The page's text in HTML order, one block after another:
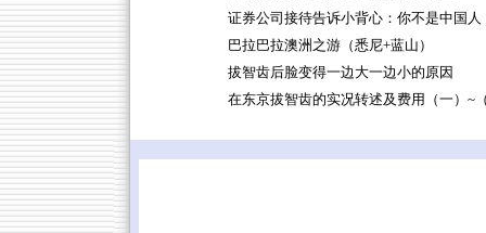
证券公司接待告诉小背心：你不是中国人
巴拉巴拉澳洲之游（悉尼+蓝山）
拔智齿后脸变得一边大一边小的原因
在东京拔智齿的实况转述及费用（一）~